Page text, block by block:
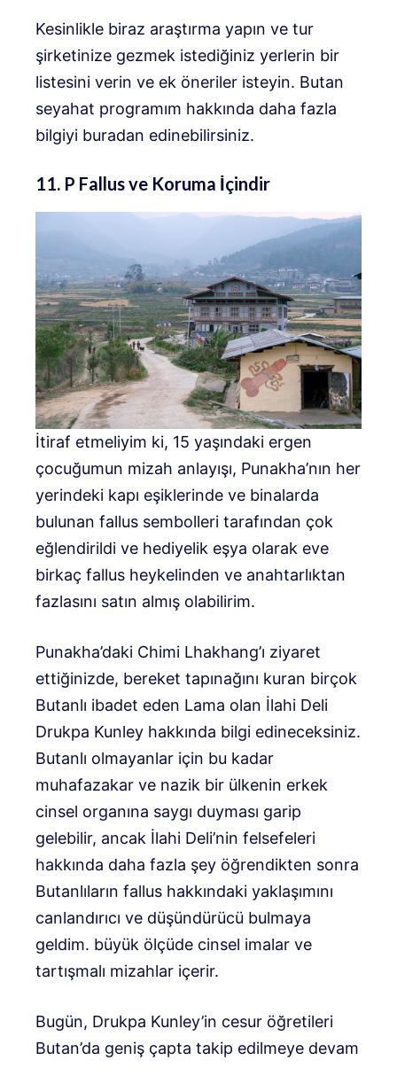
Kesinlikle biraz araştırma yapın ve tur
şirketinize gezmek istediğiniz yerlerin bir
listesini verin ve ek öneriler isteyin. Butan
seyahat programım hakkında daha fazla
bilgiyi buradan edinebilirsiniz.
11. P Fallus ve Koruma İçindir
İtiraf etmeliyim ki, 15 yaşındaki ergen
çocuğumun mizah anlayışı, Punakha’nın her
yerindeki kapı eşiklerinde ve binalarda
bulunan fallus sembolleri tarafından çok
eğlendirildi ve hediyelik eşya olarak eve
birkaç fallus heykelinden ve anahtarlıktan
fazlasını satın almış olabilirim.
Punakha’daki Chimi Lhakhang’ı ziyaret
ettiğinizde, bereket tapınağını kuran birçok
Butanlı ibadet eden Lama olan İlahi Deli
Drukpa Kunley hakkında bilgi edineceksiniz.
Butanlı olmayanlar için bu kadar
muhafazakar ve nazik bir ülkenin erkek
cinsel organına saygı duyması garip
gelebilir, ancak İlahi Deli’nin felsefeleri
hakkında daha fazla şey öğrendikten sonra
Butanlıların fallus hakkındaki yaklaşımını
canlandırıcı ve düşündürücü bulmaya
geldim. büyük ölçüde cinsel imalar ve
tartışmalı mizahlar içerir.
Bugün, Drukpa Kunley’in cesur öğretileri
Butan’da geniş çapta takip edilmeye devam